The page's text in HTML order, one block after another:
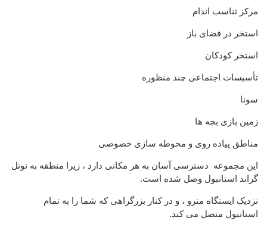
مرکز تناسب اندام
استخر در فضای باز
استخر کودکان
تأسیسات اجتماعی چند منظوره
سونا
زمین بازی بچه ها
مناطق پیاده روی و محوطه سازی خصوصی
این مجموعه دسترسی آسان به هر مکانی دارد ، زیرا منطقه به تونل
گراند استانبول وصل شده است.
نزدیک ایستگاه مترو ، و در کنار بزرگراهی که شما را به تمام
استانبول متصل می کند.